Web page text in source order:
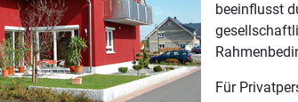
beeinflusst
Für